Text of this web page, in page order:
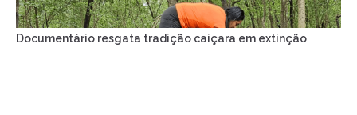
Documentário resgata tradição caiçara em extinção